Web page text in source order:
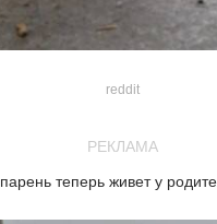
reddit
РЕКЛАМА
теперь живет у